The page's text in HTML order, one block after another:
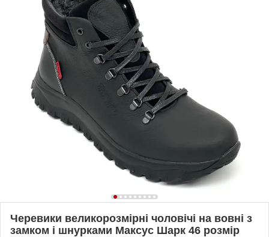
Черевики великорозмірні чоловічі на вовні з
замком і шнурками Максус Шарк 46 розмір